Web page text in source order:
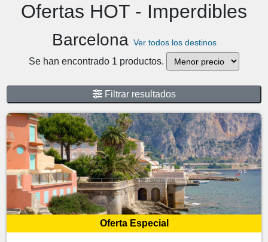
Ofertas HOT - Imperdibles
Barcelona Ver todos los destinos
Se han encontrado 1 productos.
Filtrar resultados
Oferta Especial